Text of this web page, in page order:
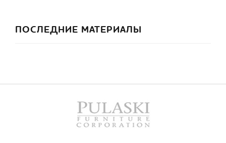
ПОСЛЕДНИЕ МАТЕРИАЛЫ